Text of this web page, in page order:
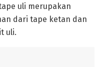
uli merupakan
dari tape ketan dan
uli.